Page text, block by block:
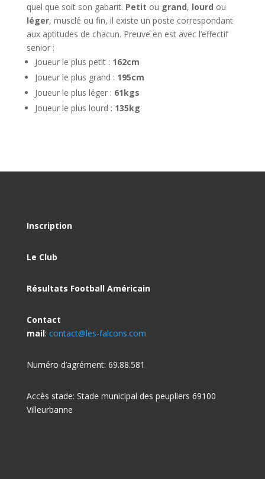
quel que soit son gabarit. Petit ou grand, lourd ou
léger, musclé ou fin, il existe un poste correspondant
aux aptitudes de chacun. Preuve en est avec l’effectif
senior :
Joueur le plus petit : 162cm
Joueur le plus grand : 195cm
Joueur le plus léger : 61kgs
Joueur le plus lourd : 135kg
Inscription
Le Club
Résultats Football Américain
Contact
mail: contact@les-falcons.com
Numéro d’agrément: 69.88.581
Accès stade: Stade municipal des peupliers 69100
Villeurbanne